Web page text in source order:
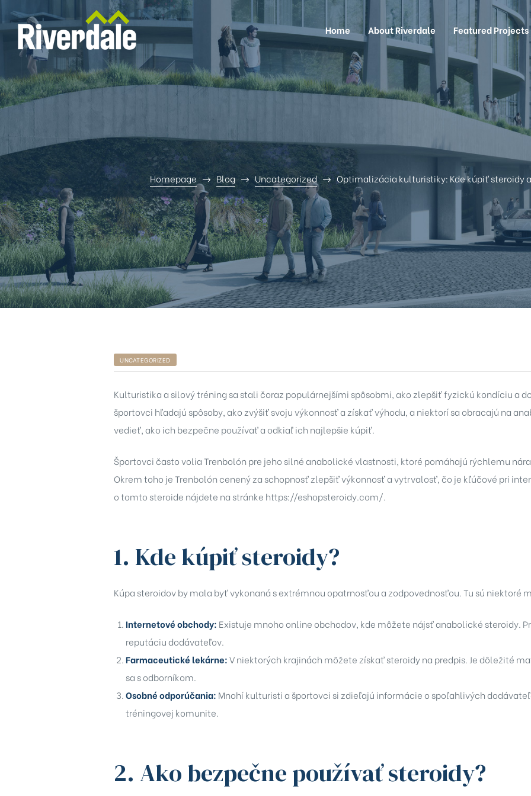
Home About Riverdale Featured Projects
Homepage Blog Uncategorized Optimalizácia kulturistiky: Kde kúpiť steroidy
UNCATEGORIZED
Kulturistika a silový tréning sa stali čoraz populárnejšími spôsobmi, ako zlepšiť fyzickú kondíciu a
športovci hľadajú spôsoby, ako zvýšiť svoju výkonnosť a získať výhodu, a niektorí sa obracajú na
vedieť, ako ich bezpečne používať a odkiaľ ich najlepšie kúpiť.
Športovci často volia Trenbolón pre jeho silné anabolické vlastnosti, ktoré pomáhajú rýchlemu
Okrem toho je Trenbolón cenený za schopnosť zlepšiť výkonnosť a vytrvalosť, čo je kľúčové pri
o tomto steroide nájdete na stránke https://eshopsteroidy.com/.
1. Kde kúpiť steroidy?
Kúpa steroidov by mala byť vykonaná s extrémnou opatrnosťou a zodpovednosťou. Tu sú niektoré
Internetové obchody: Existuje mnoho online obchodov, kde môžete nájsť anabolické steroidy.
reputáciu dodávateľov.
Farmaceutické lekárne:V niektorých krajinách môžete získať steroidy na predpis. Je dôležité
sa s odborníkom.
Osobné odporúčania: Mnohí kulturisti a športovci si zdieľajú informácie o spoľahlivých
tréningovej komunite.
2. Ako bezpečne používať steroidy?